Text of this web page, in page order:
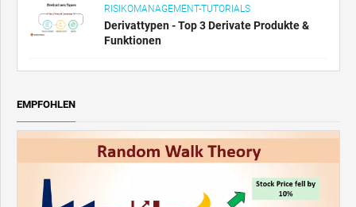
RISIKOMANAGEMENT-TUTORIALS
Derivattypen - Top 3 Derivate Produkte &
Funktionen
EMPFOHLEN